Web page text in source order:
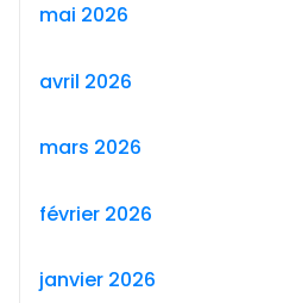
mai 2026
avril 2026
mars 2026
février 2026
janvier 2026